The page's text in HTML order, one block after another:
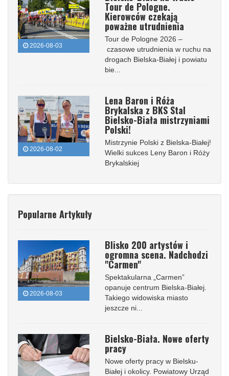
2026-08-03
Tour de Pologne.
Kierowców czekają
poważne utrudnienia
Tour de Pologne 2026 –
czasowe utrudnienia w ruchu na
drogach Bielska-Białej i powiatu
bie...
2026-08-02
Lena Baron i Róża
Brykalska z BKS Stal
Bielsko-Biała mistrzyniami
Polski!
Mistrzynie Polski z Bielska-Białej!
Wielki sukces Leny Baron i Róży
Brykalskiej
Popularne Artykuły
2026-08-03
Blisko 200 artystów i
ogromna scena. Nadchodzi
"Carmen"
Spektakularna „Carmen”
opanuje centrum Bielska-Białej.
Takiego widowiska miasto
jeszcze ni...
Bielsko-Biała. Nowe oferty
pracy
Nowe oferty pracy w Bielsku-
Białej i okolicy. Powiatowy Urząd